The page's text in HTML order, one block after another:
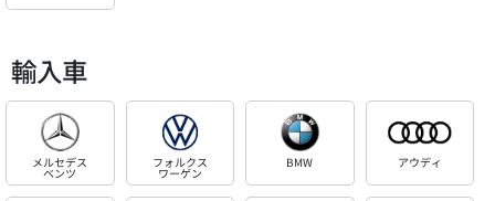
輸入車
メルセデス
ベンツ
フォルクス
ワーゲン
BMW アウディ